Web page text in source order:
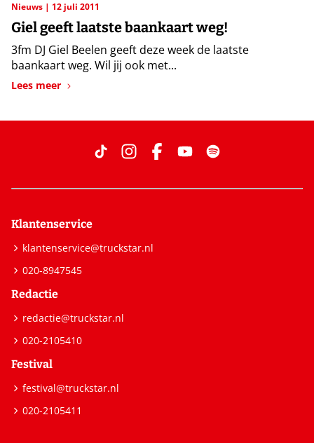
Nieuws 12 juli 2011
Giel geeft laatste baankaart weg!
3fm DJ Giel Beelen geeft deze week de laatste
baankaart weg. Wil jij ook met...
Lees meer
Klantenservice
klantenservice@truckstar.nl
020-8947545
Redactie
redactie@truckstar.nl
020-2105410
Festival
festival@truckstar.nl
020-2105411